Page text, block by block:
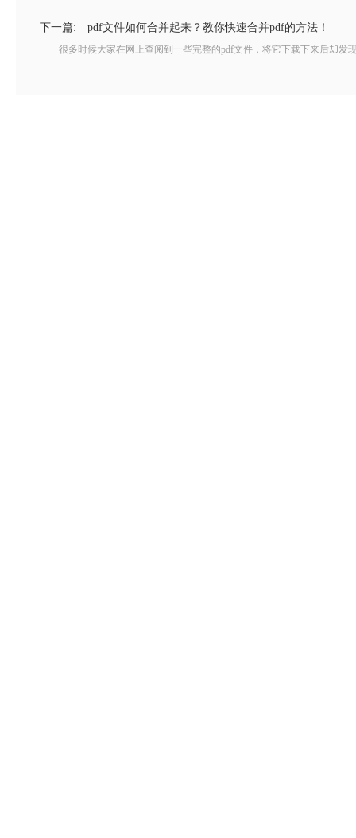
下一篇: pdf文件如何合并起来？教你快速合并pdf的方法！
很多时候大家在网上查阅到一些完整的pdf文件，将它下载下来后却发